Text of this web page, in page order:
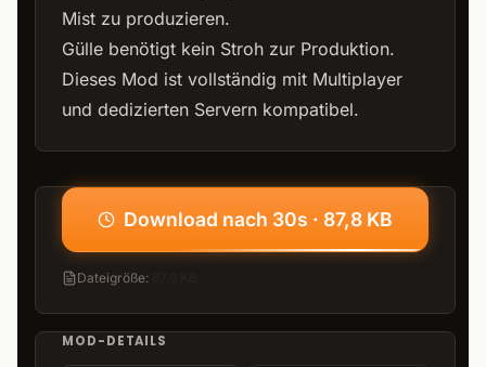
Mist zu produzieren.
Gülle benötigt kein Stroh zur Produktion.
Dieses Mod ist vollständig mit Multiplayer
und dedizierten Servern kompatibel.
Download nach 30s · 87,8 KB
Dateigröße:
MOD-DETAILS